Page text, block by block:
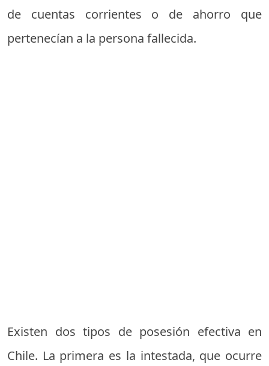
de cuentas corrientes o de ahorro que
pertenecían a la persona fallecida.
Existen dos tipos de posesión efectiva en
Chile. La primera es la intestada, que ocurre